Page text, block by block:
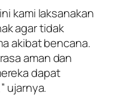
kami laksanakan
agar tidak
akibat bencana.
aman dan
dapat
ujarnya.